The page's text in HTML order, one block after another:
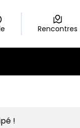
Rencontres
!